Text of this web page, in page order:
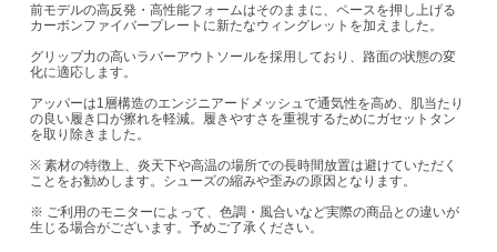
前モデルの高反発・高性能フォームはそのままに、ペースを押し上げる
カーボンファイバープレートに新たなウィングレットを加えました。
グリップ力の高いラバーアウトソールを採用しており、路面の状態の変
化に適応します。
アッパーは1層構造のエンジニアードメッシュで通気性を高め、肌当たり
の良い履き口が擦れを軽減。履きやすさを重視するためにガセットタン
を取り除きました。
※ 素材の特徴上、炎天下や高温の場所での長時間放置は避けていただく
ことをお勧めします。シューズの縮みや歪みの原因となります。
※ ご利用のモニターによって、色調・風合いなど実際の商品との違いが
生じる場合がございます。予めご了承ください。